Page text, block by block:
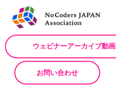
ウェビナーアーカイブ動画
お問い合わせ